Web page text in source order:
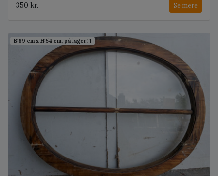
350 kr.
Se mere
B:69 cm x H:54 cm, på lager: 1